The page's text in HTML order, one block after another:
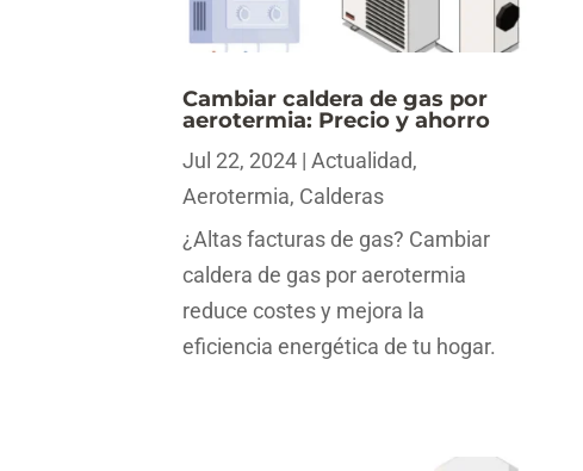
Cambiar caldera de gas por
aerotermia: Precio y ahorro
Jul 22, 2024 |Actualidad,
Aerotermia, Calderas
¿Altas facturas de gas? Cambiar
caldera de gas por aerotermia
reduce costes y mejora la
eficiencia energética de tu hogar.